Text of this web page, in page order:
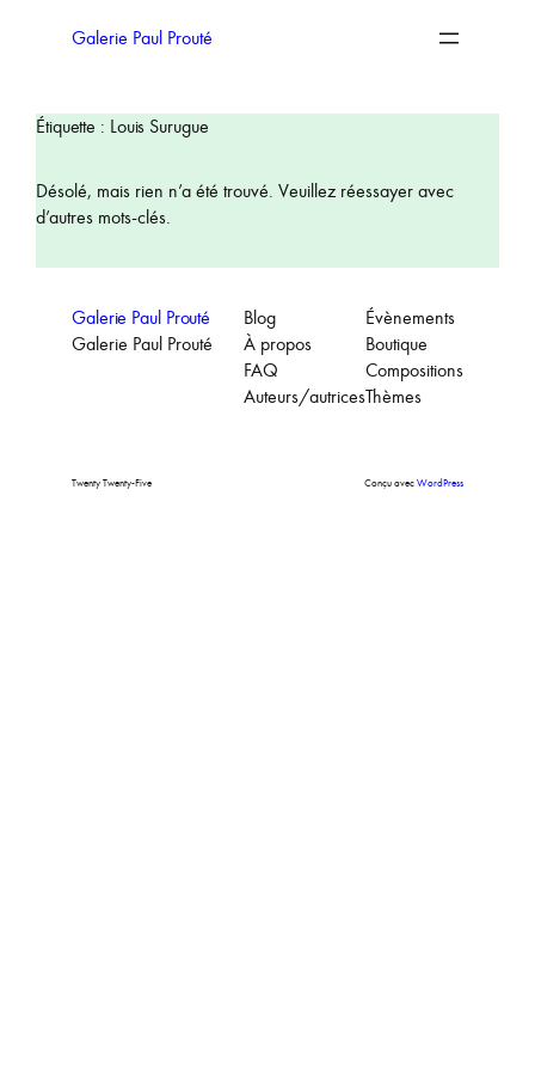
Galerie Paul Prouté
Étiquette : Louis Surugue
Désolé, mais rien n’a été trouvé. Veuillez réessayer avec
d’autres mots-clés.
Galerie Paul Prouté
Galerie Paul Prouté
Blog
À propos
FAQ
Auteurs/autrices
Évènements
Boutique
Compositions
Thèmes
Twenty Twenty-Five Conçu avecWordPress